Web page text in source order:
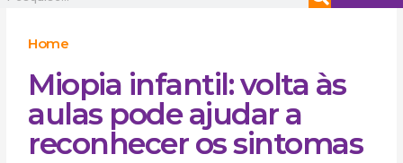
Home
Miopia infantil: volta às
aulas pode ajudar a
reconhecer os sintomas